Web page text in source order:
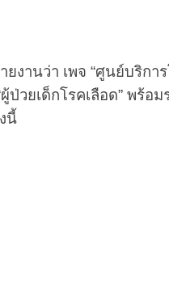
า เพจ “ศูนย์บริการโ
ยเด็กโรคเลือด” พร้อม
นี้